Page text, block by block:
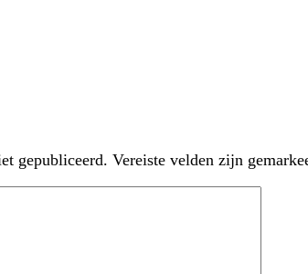
gepubliceerd. Vereiste velden zijn